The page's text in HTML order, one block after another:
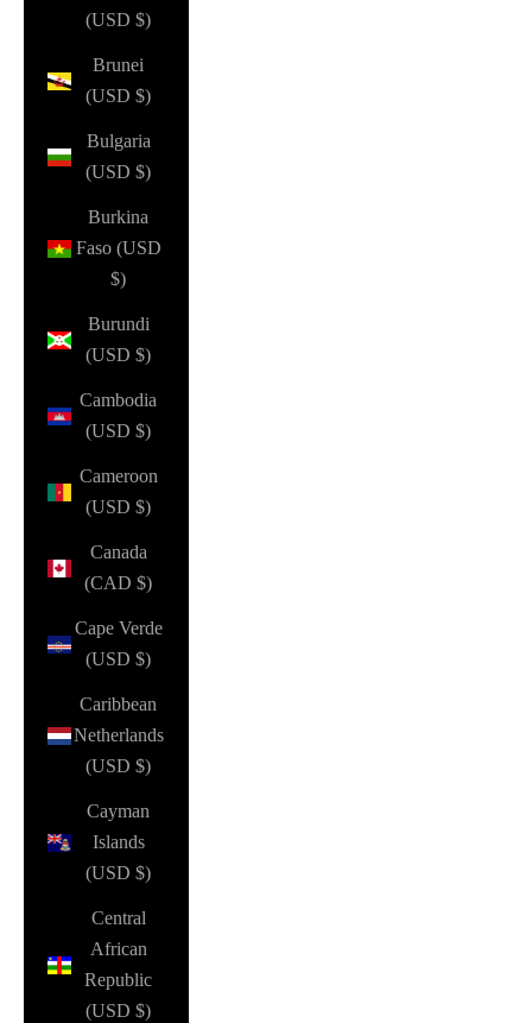
(USD $)
Brunei
(USD $)
Bulgaria
(USD $)
Burkina
Faso (USD
$)
Burundi
(USD $)
Cambodia
(USD $)
Cameroon
(USD $)
Canada
(CAD $)
Cape Verde
(USD $)
Caribbean
Netherlands
(USD $)
Cayman
Islands
(USD $)
Central
African
Republic
(USD $)